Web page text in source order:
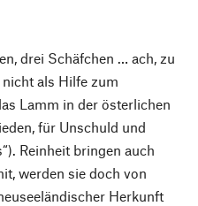
drei Schäfchen … ach, zu
als Hilfe zum
Lamm in der österlichen
für Unschuld und
Reinheit bringen auch
werden sie doch von
Herkunft